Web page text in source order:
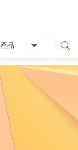
產品